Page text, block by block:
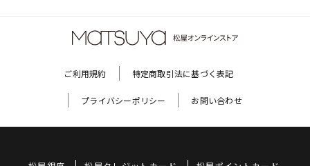
ご利用規約 特定商取引法に基づく表記
プライバシーポリシー お問い合わせ